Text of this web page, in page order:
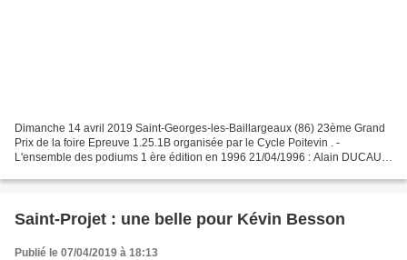
Dimanche 14 avril 2019 Saint-Georges-les-Baillargeaux (86) 23ème Grand
Prix de la foire Epreuve 1.25.1B organisée par le Cycle Poitevin . -
L'ensemble des podiums 1 ère édition en 1996 21/04/1996 : Alain DUCAU
Saint-Projet : une belle pour Kévin Besson
Publié le 07/04/2019 à 18:13